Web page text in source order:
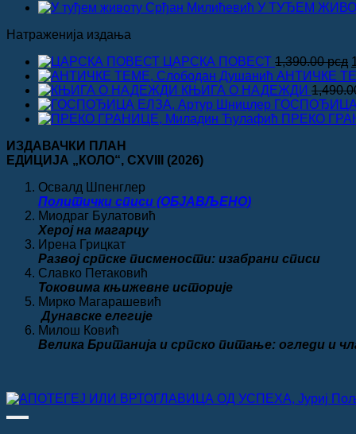
У ТУЂЕМ
Натраженија издања
ЦАРСКА ПОВЕСТ 1,390.00рсд
АНТИЧКЕ
КЊИГА О НАДЕЖДИ
ГОСПОЂИЦА
ПРЕКО
ИЗДАВАЧКИ ПЛАН
ЕДИЦИЈА „КОЛО“, CXVIII
(2026)
Освалд Шпенглер
Политички списи (ОБЈАВЉЕНО)
Миодраг Булатовић
Херој на магарцу
Ирена Грицкат
Развој српске писмености: изабрани списи
Славко Петаковић
Токовима књижевне историје
Мирко Магарашевић
Дунавске елегије
Милош Ковић
Велика Британија и српско питање: огледи и